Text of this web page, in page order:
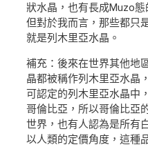
狀水晶，也有長成Muzo態
但對於我而言，那些都只
就是列木里亞水晶。
補充：後來在世界其他地
晶都被稱作列木里亞水晶
可認定的列木里亞水晶中
哥倫比亞，所以哥倫比亞
世界，也有人認為是所有
以人類的定價角度，這種